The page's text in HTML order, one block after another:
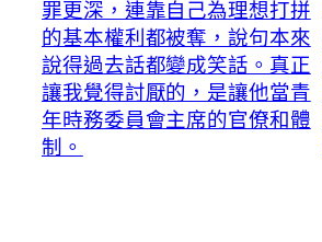
罪更深，連靠自己為理想打拼
的基本權利都被奪，說句本來
說得過去話都變成笑話。真正
讓我覺得討厭的，是讓他當青
年時務委員會主席的官僚和體
制。